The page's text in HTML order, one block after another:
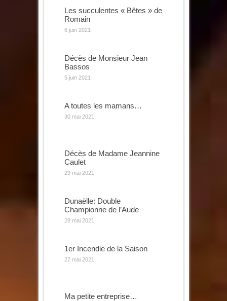
Les succulentes « Bêtes » de
Romain
6 juin 2021
Décès de Monsieur Jean
Bassos
5 juin 2021
A toutes les mamans…
30 mai 2021
Décès de Madame Jeannine
Caulet
29 mai 2021
Dunaëlle: Double
Championne de l’Aude
28 mai 2021
1er Incendie de la Saison
27 mai 2021
Ma petite entreprise…